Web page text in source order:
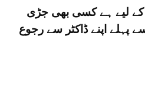
کے لیے ہے کسی بھی جڑی
پہلے اپنے ڈاکٹر سے رجوع